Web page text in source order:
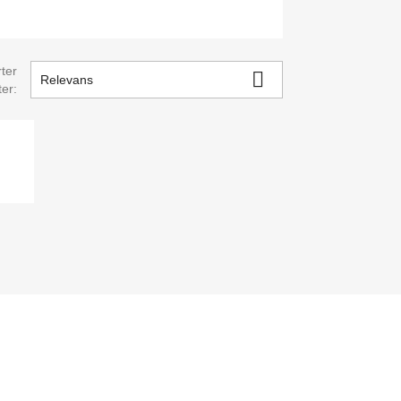
Relevans 